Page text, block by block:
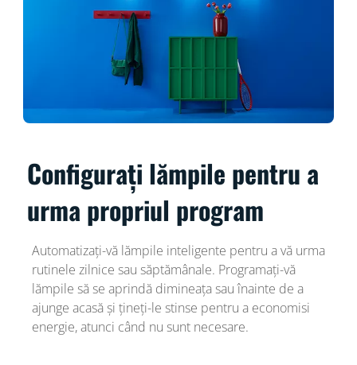
Configurați lămpile pentru a
urma propriul program
Automatizați-vă lămpile inteligente pentru a vă urma
rutinele zilnice sau săptămânale. Programați-vă
lămpile să se aprindă dimineața sau înainte de a
ajunge acasă și țineți-le stinse pentru a economisi
energie, atunci când nu sunt necesare.